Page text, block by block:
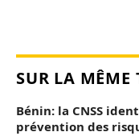
SUR LA MÊME
Bénin: la CNSS
prévention des